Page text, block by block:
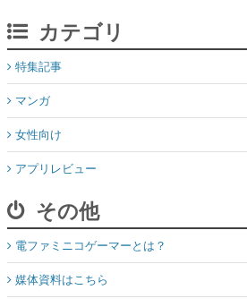
カテゴリ
特集記事
マンガ
女性向け
アプリレビュー
その他
電ファミニコゲーマーとは？
媒体資料はこちら